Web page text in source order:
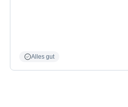
Alles gut